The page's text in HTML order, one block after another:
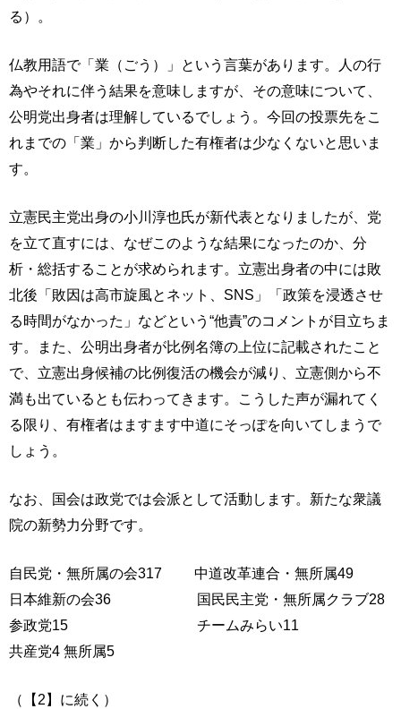
る）。
仏教用語で「業（ごう）」という言葉があります。人の行
為やそれに伴う結果を意味しますが、その意味について、
公明党出身者は理解しているでしょう。今回の投票先をこ
れまでの「業」から判断した有権者は少なくないと思いま
す。
立憲民主党出身の小川淳也氏が新代表となりましたが、党
を立て直すには、なぜこのような結果になったのか、分
析・総括することが求められます。立憲出身者の中には敗
北後「敗因は高市旋風とネット、SNS」「政策を浸透させ
る時間がなかった」などという“他責”のコメントが目立ちま
す。また、公明出身者が比例名簿の上位に記載されたこと
で、立憲出身候補の比例復活の機会が減り、立憲側から不
満も出ているとも伝わってきます。こうした声が漏れてく
る限り、有権者はますます中道にそっぽを向いてしまうで
しょう。
なお、国会は政党では会派として活動します。新たな衆議
院の新勢力分野です。
自民党・無所属の会317 中道改革連合・無所属49
日本維新の会36 国民民主党・無所属クラブ28
参政党15 チームみらい11
共産党4 無所属5
（【2】に続く）